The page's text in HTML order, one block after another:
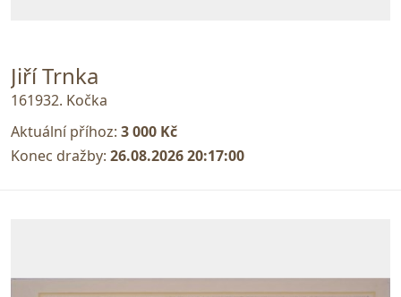
Jiří Trnka
161932. Kočka
Aktuální příhoz: 3 000 Kč
Konec dražby: 26.08.2026 20:17:00